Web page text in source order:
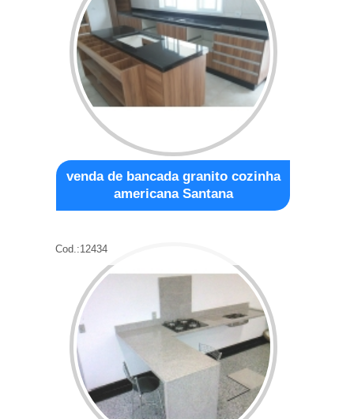
venda de bancada granito cozinha
americana Santana
Cod.:12434